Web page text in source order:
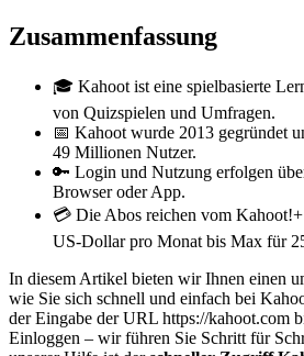
Zusammenfassung
🎓 Kahoot ist eine spielbasierte
von Quizspielen und Umfragen.
📅 Kahoot wurde 2013 gegründet
49 Millionen Nutzer.
🔑 Login und Nutzung erfolgen
Browser oder App.
💳 Die Abos reichen vom
US-Dollar pro Monat bis Max für
In diesem Artikel bieten wir Ihnen einen
wie Sie sich schnell und einfach bei
der Eingabe der URL https://kahoot.com
Einloggen – wir führen Sie Schritt für